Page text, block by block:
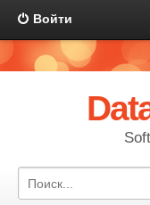
Войти